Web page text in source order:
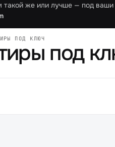
же или лучше — под ваши
ПОД КЛЮЧ
под